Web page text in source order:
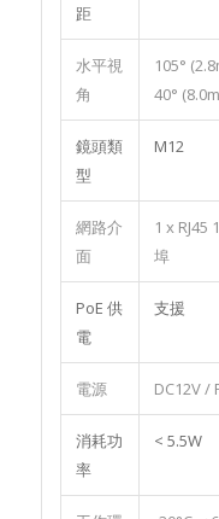
距
水平視
角
105°
40°
鏡頭類
型
M12
網路介
面
1 x
埠
PoE 供
電
支援
電源 DC12V /
消耗功
率
< 5.5W